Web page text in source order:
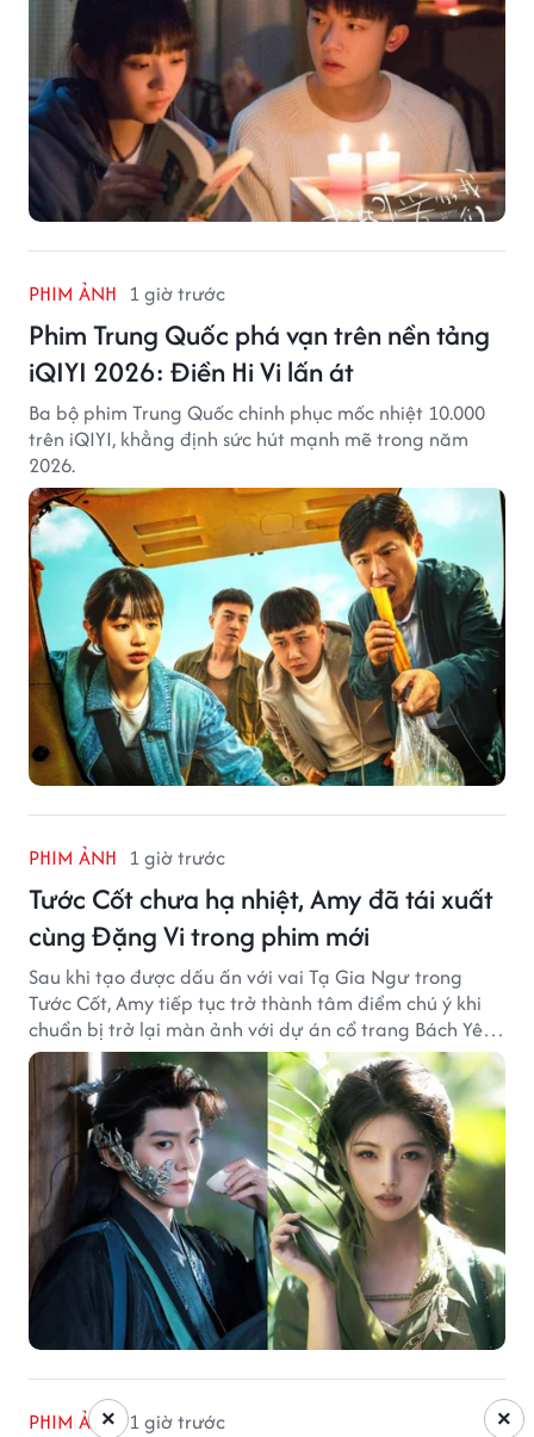
PHIM ẢNH 1 giờ trước
Phim Trung Quốc phá vạn trên nền tảng
iQIYI 2026: Điền Hi Vi lấn át
Ba bộ phim Trung Quốc chinh phục mốc nhiệt 10.000
trên iQIYI, khẳng định sức hút mạnh mẽ trong năm
2026.
PHIM ẢNH 1 giờ trước
Tước Cốt chưa hạ nhiệt, Amy đã tái xuất
cùng Đặng Vi trong phim mới
Sau khi tạo được dấu ấn với vai Tạ Gia Ngư trong
Tước Cốt, Amy tiếp tục trở thành tâm điểm chú ý khi
chuẩn bị trở lại màn ảnh với dự án cổ trang Bách Yêu
Phổ.
PHIM ẢNH 1 giờ trước ×
×